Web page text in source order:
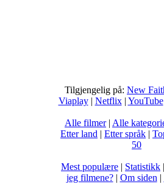
Tilgjengelig på: New
Viaplay| Netflix| YouTube
Alle filmer| Alle
Etter land | Etter språk |
50
Mest populære | Statistikk |
jeg filmene?| Om siden|